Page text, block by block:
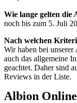
Wie lange gelten die
noch bis zum 5. Juli
Nach welchen
Wir haben bei
auch das allgemeine
geachtet. Daher sind
Reviews in der Liste.
Albion Online